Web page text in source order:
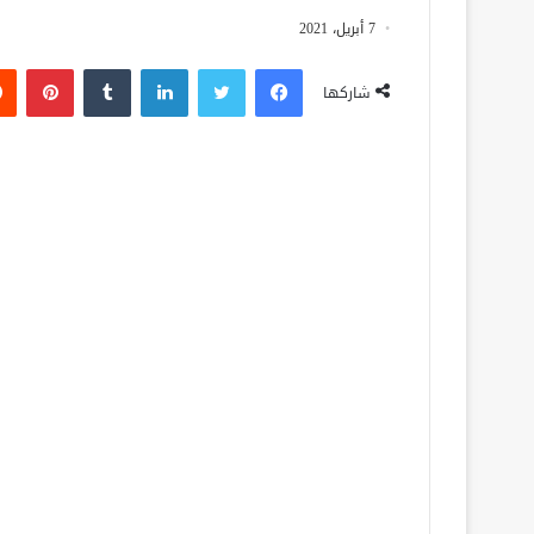
7 أبريل، 2021
شاركها
فيسبوك لينكدإن بينتيريست